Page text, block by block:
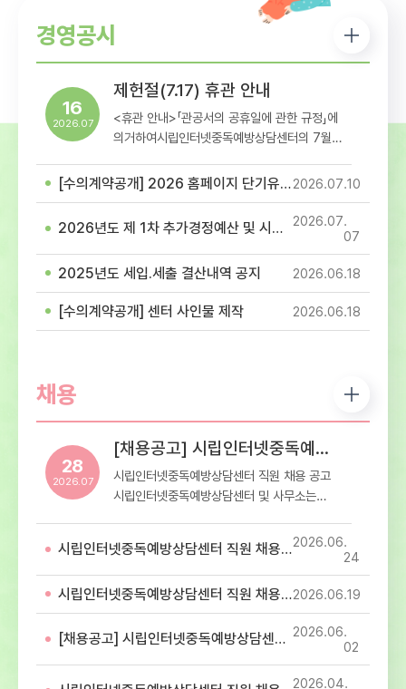
경영공시
16
2026.07
제헌절(7.17) 휴관 안내
<휴관 안내>「관공서의 공휴일에 관한 규정」에
의거하여시립인터넷중독예방상담센터의 7월
참고하셔서 이용에 착오 없으시길 바랍니다.-
10
2026.07
[수의계약공개] 2026 홈페이지 단기유지보수 용역(홈페이지 이관 및 개발 작업) 계약
07
2026.07
2026년도 제 1차 추가경정예산 및 시설이용료 고시
18
2026.06
2025년도 세입.세출 결산내역 공지
18
2026.06
[수의계약공개] 센터 사인물 제작
채용
28
2026.07
[채용공고] 시립인터넷중독예방상담센터 직원 채용 공고
시립인터넷중독예방상담센터 직원 채용 공고
시립인터넷중독예방상담센터 및 사무소는
서울특별시로부터 위탁받아 운영하는 청소년
디지털미디어 중독 예방상담 전문기관입니다.
아동・청소년의 디지털미디어 중독 예방 및
해소를 위해 함께 할 유능한 인재를 모집하오니
많은 지원 바랍니다. 1. 응시분야 및 응시자격 -
첨부파일 직원 채용 공고문 참조2. 전형방법 및
24
2026.06
시립인터넷중독예방상담센터 직원 채용 최종합격자 공고
19
2026.06
시립인터넷중독예방상담센터 직원 채용 서류심사 합격자 공고
02
2026.06
[채용공고] 시립인터넷중독예방상담센터 직원 채용 공고
2026.04